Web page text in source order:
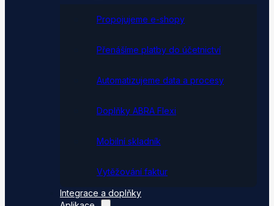
Propojujeme e-shopy
Přenášíme platby do účetnictví
Automatizujeme data a procesy
Doplňky ABRA Flexi
Mobilní skladník
Vytěžování faktur
Integrace a doplňky